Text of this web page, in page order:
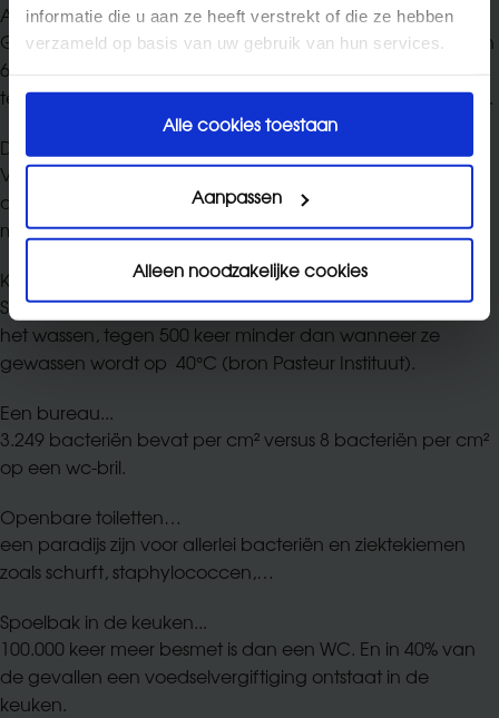
informatie die u aan ze heeft verstrekt of die ze hebben
verzameld op basis van uw gebruik van hun services.
Alle cookies toestaan
Aanpassen
Alleen noodzakelijke cookies
Alle textiel dat een dier...
Gebruikt, kan beter apart gewassen worden op meer dan
60°C of met toevoeging van een hygiënisch additief voor
textiel, zoals SANYTOL hygiënisch textiel voor het wasgoed.
De legionairsziekte (bacterieel) profiteert...
Van koeling of airconditioning. Het kan
ademhalingsproblemen veroorzaken, vooral bij mensen
met weinig weerstand.
Kleding gewassen op 30°C...
Slechts 10 keer minder micro-organismen bevat dan voor
het wassen, tegen 500 keer minder dan wanneer ze
gewassen wordt op 40°C (bron Pasteur Instituut).
Een bureau...
3.249 bacteriën bevat per cm² versus 8 bacteriën per cm²
op een wc-bril.
Openbare toiletten…
een paradijs zijn voor allerlei bacteriën en ziektekiemen
zoals schurft, staphylococcen,…
Spoelbak in de keuken...
100.000 keer meer besmet is dan een WC. En in 40% van
de gevallen een voedselvergiftiging ontstaat in de
keuken.